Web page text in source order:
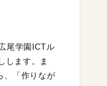
尾学園ICTル
します。ま
、「作りなが